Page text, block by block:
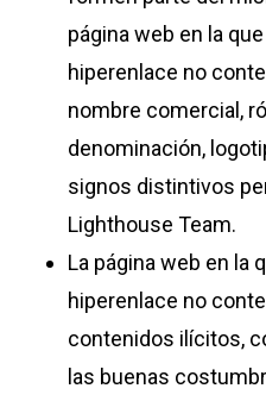
página web en la
hiperenlace no
nombre comercial,
denominación,
signos distintivos
Lighthouse Team.
La página web en la
hiperenlace no
contenidos ilícitos,
las buenas